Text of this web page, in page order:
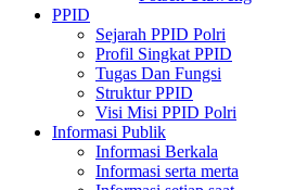
PPID
Sejarah PPID Polri
Profil Singkat PPID
Tugas Dan Fungsi
Struktur PPID
Visi Misi PPID Polri
Informasi Publik
Informasi Berkala
Informasi serta merta